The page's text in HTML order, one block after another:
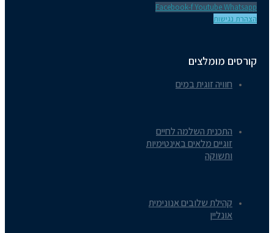
Facebook-f
השלמה לחיים
באינטימיות
אנונימית